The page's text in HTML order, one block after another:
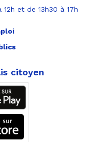
et de 13h30 à 17h
citoyen